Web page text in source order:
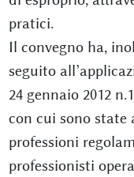
pratici.
Il convegno ha,
seguito
24 gennaio 2012
con cui sono state
professioni
professionisti